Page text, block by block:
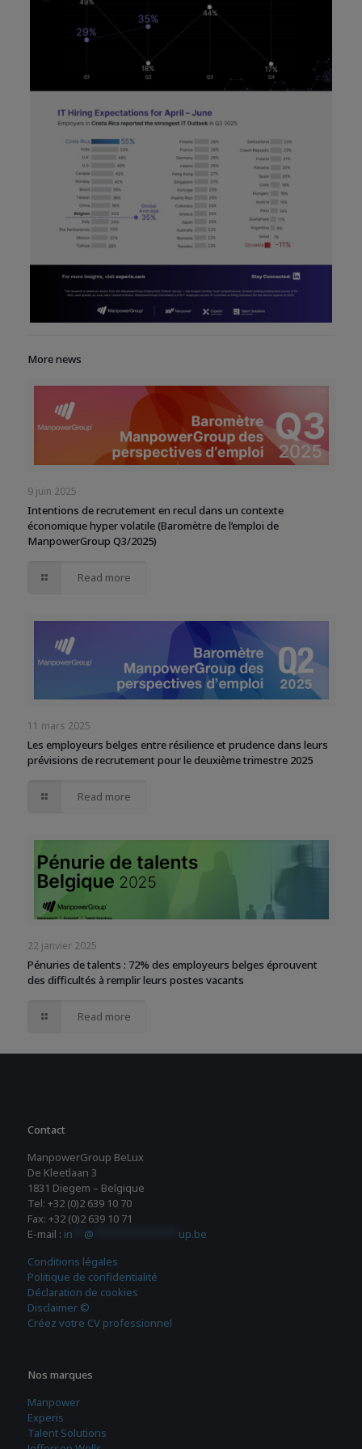
More news
9 juin 2025
Intentions de recrutement en recul dans un contexte
économique hyper volatile (Baromètre de l’emploi de
ManpowerGroup Q3/2025)
Read more
11 mars 2025
Les employeurs belges entre résilience et prudence dans leurs
prévisions de recrutement pour le deuxième trimestre 2025
Read more
22 janvier 2025
Pénuries de talents : 72% des employeurs belges éprouvent
des difficultés à remplir leurs postes vacants
Read more
Contact
ManpowerGroup BeLux
De Kleetlaan 3
1831 Diegem – Belgique
Tel: +32 (0)2 639 10 70
Fax: +32 (0)2 639 10 71
E-mail : in @
up.be
Conditions légales
Politique de confidentialité
Déclaration de cookies
Disclaimer ©
Créez votre CV professionnel
Nos marques
Manpower
Experis
Talent Solutions